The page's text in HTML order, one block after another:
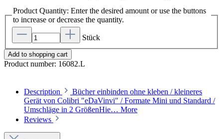
Product Quantity: Enter the desired amount or use the buttons
to increase or decrease the quantity.
Stück
Add to shopping cart
Product number: 16082.L
Description
Bücher einbinden ohne kleben / kleineres
Gerät von Colibri "eDaVinvi" / Formate Mini und Standard /
Umschläge in 2 GrößenHie… More
Reviews